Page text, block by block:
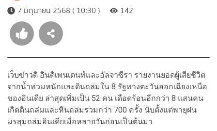
7 มิถุนายน 2568 ( 10:30 )
142
เว็บข่าวดิ อินดิเพนเดนท์และอัลจาซีรา รายงานยอดผู้เสียชีวิต
จากน้ำท่วมหนักและดินถล่มใน 8 รัฐทางตะวันออกเฉียงเหนือ
ของอินเดีย ล่าสุดเพิ่มเป็น 52 คน เดือดร้อนอีกกว่า 8 แสนคน
เกิดดินถล่มและหินถล่มรวมกว่า 700 ครั้ง นับตั้งแต่พายุฝน
มรสุมถล่มอินเดียเมื่อหลายวันก่อนเป็นต้นมา